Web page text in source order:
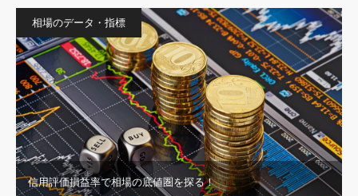
相場のデータ・指標
信用評価損益率で相場の底値圏を探る！